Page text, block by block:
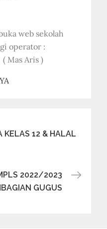
web sekolah
operator :
Mas Aris )
KELAS 12 & HALAL
2022/2023
GUGUS